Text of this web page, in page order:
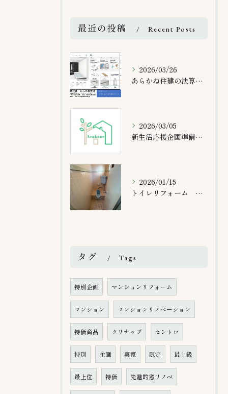
最近の投稿 Recent Posts
2026/03/26
あらかね住建の決算感謝企画！！
2026/03/05
新生活応援企画準備中！！
2026/01/15
トイレリフォーム 大分市
タグ Tags
特別企画 マンションリフォーム
マンション マンションリノベーション
特価商品 クリナップ セントロ
特別 企画 実家 限定 最上級
最上位 特価 先進的窓リノベ